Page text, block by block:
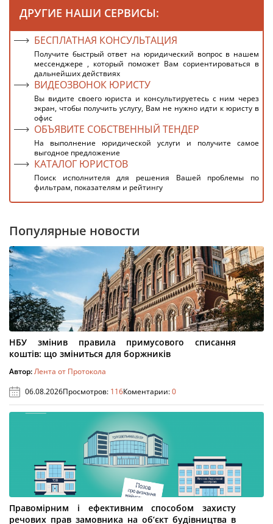
ДРУГИЕ НАШИ СЕРВИСЫ:
БЕСПЛАТНАЯ КОНСУЛЬТАЦИЯ
Получите быстрый ответ на юридический вопрос в нашем
мессенджере , который поможет Вам сориентироваться в
дальнейших действиях
ВИДЕОЗВОНОК ЮРИСТУ
Вы видите своего юриста и консультируетесь с ним через
экран, чтобы получить услугу, Вам не нужно идти к юристу в
офис
ОБЪЯВИТЕ СОБСТВЕННЫЙ ТЕНДЕР
На выполнение юридической услуги и получите самое
выгодное предложение
КАТАЛОГ ЮРИСТОВ
Поиск исполнителя для решения Вашей проблемы по
фильтрам, показателям и рейтингу
Популярные новости
НБУ змінив правила примусового списання
коштів: що зміниться для боржників
Автор:Лента от Протокола
06.08.2026Просмотров: 116Коментарии:0
Правомірним і ефективним способом захисту
речових прав замовника на об’єкт будівництва в